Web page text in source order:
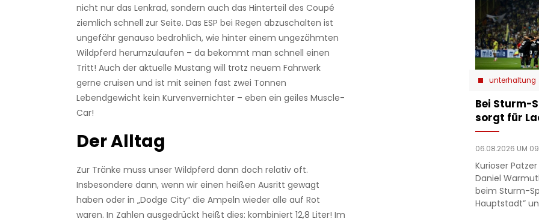
nicht nur das Lenkrad, sondern auch das Hinterteil des Coupé
ziemlich schnell zur Seite. Das ESP bei Regen abzuschalten ist
ungefähr genauso bedrohlich, wie hinter einem ungezähmten
Wildpferd herumzulaufen – da bekommt man schnell ­einen
Tritt! Auch der aktuelle Mustang will trotz neuem Fahrwerk
gerne cruisen und ist mit seinen fast zwei ­Tonnen
Lebendgewicht kein Kurvenvernichter – eben ein geiles Muscle-
Car!
Der Alltag
Zur Tränke muss unser Wildpferd dann doch relativ oft.
Insbesondere dann, wenn wir einen heißen Ausritt gewagt
haben oder in „Dodge City“ die Ampeln wieder alle auf Rot
waren. In Zahlen ausgedrückt heißt dies: kombiniert 12,8 Liter! Im
unterhaltung
Bei Sturm-
sorgt für
06.08.2026 UM
Kurioser
Daniel
beim Sturm-
Hauptstadt”